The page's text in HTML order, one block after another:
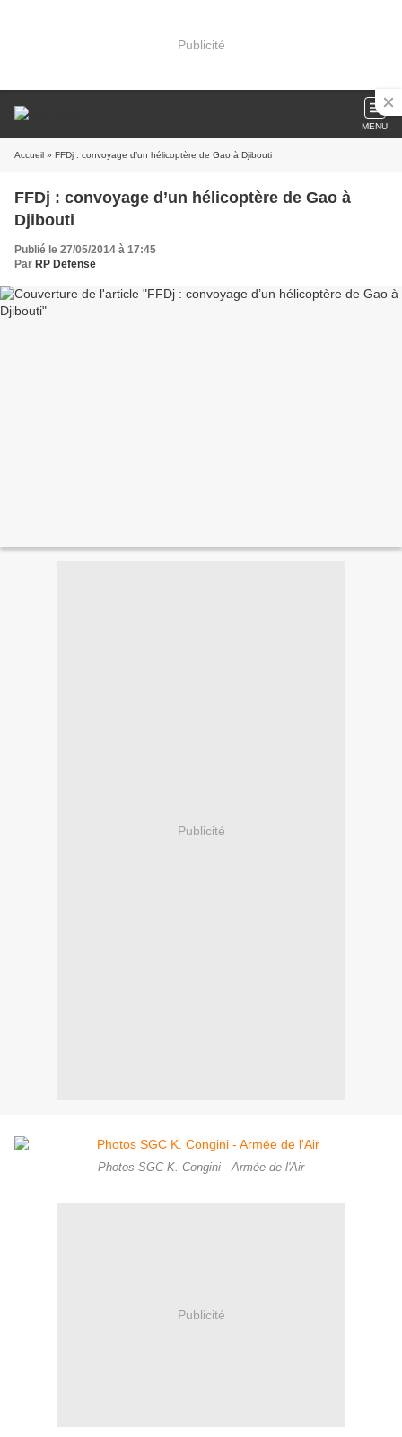
Publicité
MENU
Accueil » FFDj : convoyage d’un hélicoptère de Gao à Djibouti
FFDj : convoyage d’un hélicoptère de Gao à
Djibouti
Publié le 27/05/2014 à 17:45
Par RP Defense
Publicité
Photos SGC K. Congini - Armée de l'Air
Publicité